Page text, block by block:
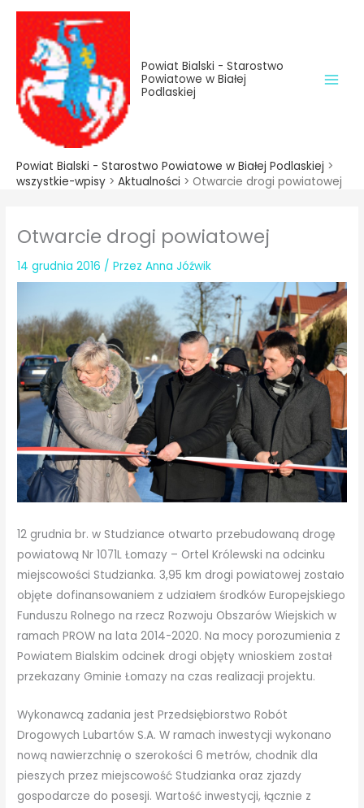
treści
Przejdź
treści
Powiat Bialski - Starostwo
Powiatowe w Białej
Podlaskiej
Powiat Bialski - Starostwo Powiatowe w Białej Podlaskiej >
wszystkie-wpisy > Aktualności > Otwarcie drogi powiatowej
Otwarcie drogi powiatowej
14 grudnia 2016 / PrzezAnna Jóźwik
12 grudnia br. w Studziance otwarto przebudowaną drogę
powiatową Nr 1071L Łomazy – Ortel Królewski na odcinku
miejscowości Studzianka. 3,95 km drogi powiatowej zostało
objęte dofinansowaniem z udziałem środków Europejskiego
Funduszu Rolnego na rzecz Rozwoju Obszarów Wiejskich w
ramach PROW na lata 2014-2020. Na mocy porozumienia z
Powiatem Bialskim odcinek drogi objęty wnioskiem został
przekazany Gminie Łomazy na czas realizacji projektu.
Wykonawcą zadania jest Przedsiębiorstwo Robót
Drogowych Lubartów S.A. W ramach inwestycji wykonano
nową nawierzchnię o szerokości 6 metrów, chodnik dla
pieszych przez miejscowość Studzianka oraz zjazdy
gospodarcze do posesji. Wartość inwestycji, łącznie z